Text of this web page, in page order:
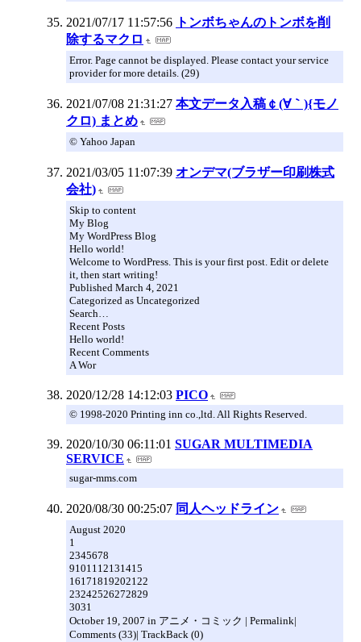
2021/07/17 11:57:56
トンボちゃんのトンボを削
除するマクロ
Error. Page cannot be displayed. Please contact your service
provider for more details. (29)
2021/07/08 21:31:27 本文データ入稿￠(∀｀){モノ
クロ) まとめ
© Yahoo Japan
2021/03/05 11:07:39 オンデマ(ブラザー印刷株式
会社)
Skip to content
My Blog
My WordPress Blog
Hello world!
Welcome to WordPress. This is your first post. Edit or delete
it, then start writing!
Published March 4, 2021
Categorized as Uncategorized
Search…
Recent Posts
Hello world!
Recent Comments
A Wor
2020/12/28 14:12:03 PICO
© 1998-2020 Printing inn co.,ltd. All Rights Reserved.
2020/10/30 06:11:01 SUGAR MULTIMEDIA
SERVICE
sugar-mms.com
2020/08/30 00:25:07 同人ヘッドライン
August 2020
1
2345678
9101112131415
16171819202122
23242526272829
3031
October 19, 2007 in アニメ・コミック | Permalink|
Comments (33)| TrackBack (0)